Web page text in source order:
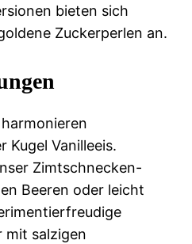
bieten sich
Zuckerperlen an.
Kugel Vanilleeis.
Zimtschnecken-
Beeren oder leicht
mit salzigen